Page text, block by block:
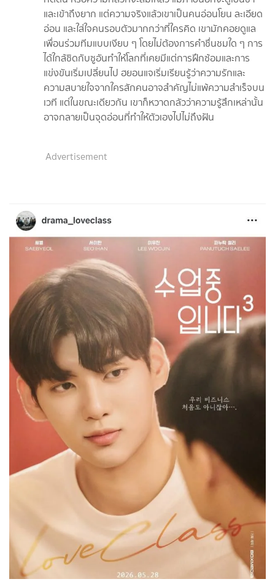
และเข้าถึงยาก แต่ความจริงแล้วเขาเป็นคนอ่อนโยน ละเอียด
อ่อน และใส่ใจคนรอบตัวมากกว่าที่ใครคิด เขามักคอยดูแล
เพื่อนร่วมทีมแบบเงียบ ๆ โดยไม่ต้องการคำชื่นชมใด ๆ การ
ได้ใกล้ชิดกับซูอันทำให้โลกที่เคยมีแต่การฝึกซ้อมและการ
แข่งขันเริ่มเปลี่ยนไป ฮยอนแจเริ่มเรียนรู้ว่าความรักและ
ความสบายใจจากใครสักคนอาจสำคัญไม่แพ้ความสำเร็จบน
เวที แต่ในขณะเดียวกัน เขาก็หวาดกลัวว่าความรู้สึกเหล่านั้น
อาจกลายเป็นจุดอ่อนที่ทำให้ตัวเองไปไม่ถึงฝัน
Advertisement